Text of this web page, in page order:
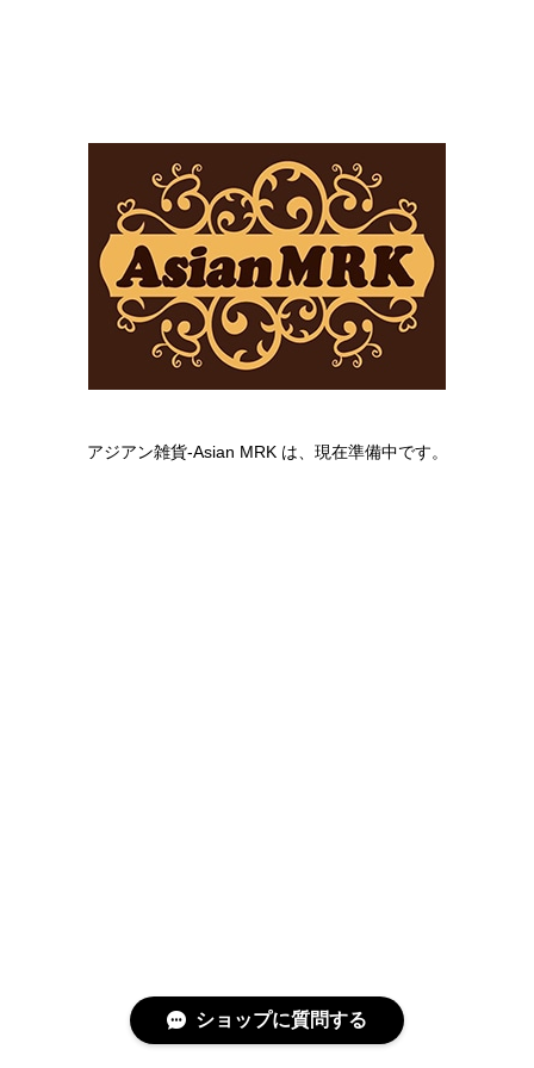
アジアン雑貨-Asian MRK は、現在準備中です。
ショップに質問する